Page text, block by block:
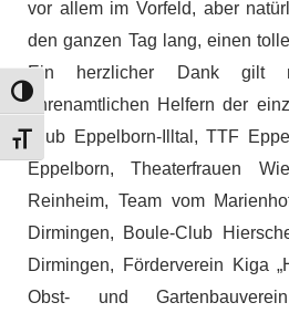
Umschalten auf hohe Kontraste
Schrift vergrößern
vor allem im Vorfeld, aber
den ganzen Tag lang, einen
Ein herzlicher Dank gilt
ehrenamtlichen Helfern der
Club Eppelborn-Illtal, TTF
Eppelborn, Theaterfrauen
Reinheim, Team vom
Dirmingen, Boule-Club
Dirmingen, Förderverein Kiga
Obst- und